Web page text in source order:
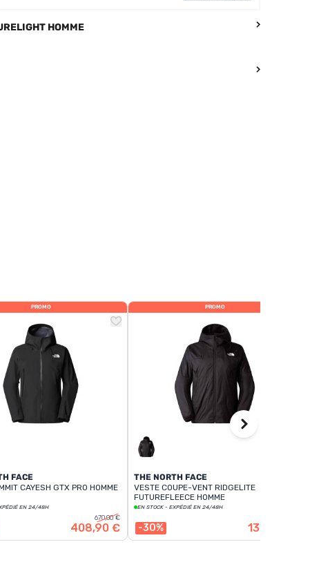
HOMME
PROMO
FACE
CAYESH GTX PRO HOMME
EN 24/48H
670,00 €
408,90 €
PROMO
THE NORTH FACE
VESTE COUPE-VENT RIDGELITE
FUTUREFLEECE HOMME
EN STOCK - EXPÉDIÉ EN 24/48H
-30% 139,90 €